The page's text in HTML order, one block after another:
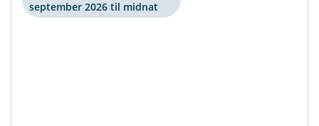
september 2026 til midnat